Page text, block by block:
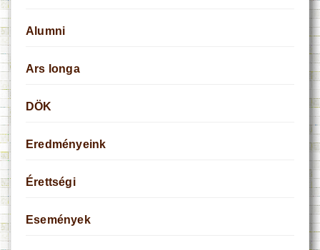
Alumni
Ars longa
DÖK
Eredményeink
Érettségi
Események